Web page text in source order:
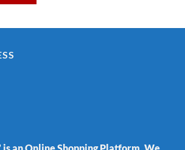
is an Online Shopping Platform. We